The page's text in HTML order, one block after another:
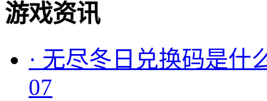
游戏资讯
· 无尽冬日兑换码是什
07